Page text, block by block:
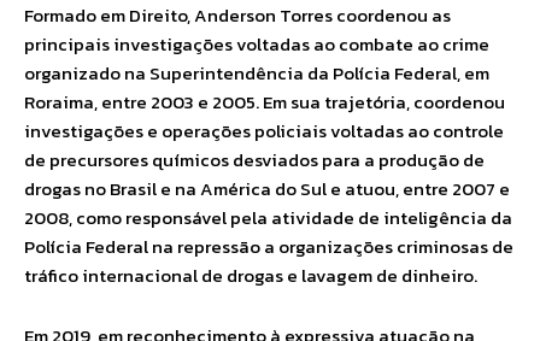
Formado em Direito, Anderson Torres coordenou as
principais investigações voltadas ao combate ao crime
organizado na Superintendência da Polícia Federal, em
Roraima, entre 2003 e 2005. Em sua trajetória, coordenou
investigações e operações policiais voltadas ao controle
de precursores químicos desviados para a produção de
drogas no Brasil e na América do Sul e atuou, entre 2007 e
2008, como responsável pela atividade de inteligência da
Polícia Federal na repressão a organizações criminosas de
tráfico internacional de drogas e lavagem de dinheiro.